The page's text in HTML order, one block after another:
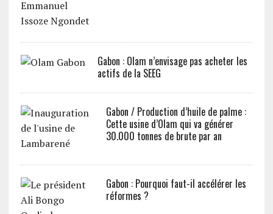
Gabon : Olam n’envisage pas acheter les
actifs de la SEEG
Gabon / Production d’huile de palme :
Cette usine d’Olam qui va générer
30.000 tonnes de brute par an
Gabon : Pourquoi faut-il accélérer les
réformes ?